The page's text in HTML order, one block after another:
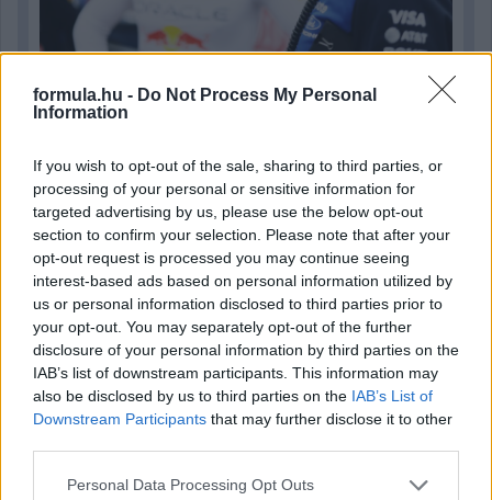
formula.hu - Do Not Process My Personal
Information
If you wish to opt-out of the sale, sharing to third parties, or
processing of your personal or sensitive information for
targeted advertising by us, please use the below opt-out
section to confirm your selection. Please note that after your
opt-out request is processed you may continue seeing
interest-based ads based on personal information utilized by
us or personal information disclosed to third parties prior to
your opt-out. You may separately opt-out of the further
disclosure of your personal information by third parties on the
IAB’s list of downstream participants. This information may
also be disclosed by us to third parties on the IAB’s List of
Downstream Participants that may further disclose it to other
Please note that this website/app uses one or more Google
Personal Data Processing Opt Outs
Óriási bevétel-visszaesést könyvelhetett el az F1 a
második negyedévben